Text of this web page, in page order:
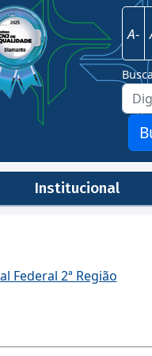
- 2ª Região
A-
Institucional
Federal 2ª Região